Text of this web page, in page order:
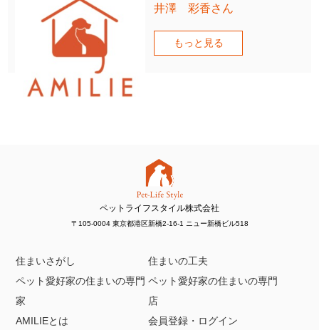
井澤 彩香さん
もっと見る
ペットライフスタイル株式会社
〒105-0004 東京都港区新橋2-16-1 ニュー新橋ビル518
住まいさがし
住まいの工夫
ペット愛好家の住まいの専門
家
ペット愛好家の住まいの専門
店
AMILIEとは
会員登録・ログイン